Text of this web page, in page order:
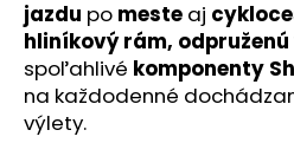
jazdu po meste aj
hliníkový rám,
spoľahlivé komponenty
na každodenné
výlety.
O
d
p
o
r